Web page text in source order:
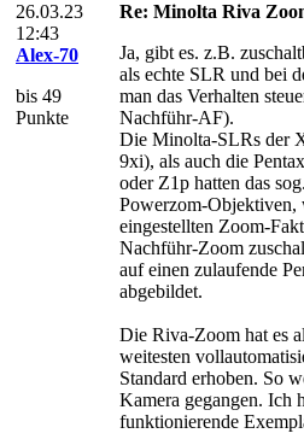
26.03.23
12:43
Alex-70
bis 49
Punkte
Re: Minolta Riva
Ja, gibt es. z.B.
als echte SLR und bei
man das Verhalten
Nachführ-AF).
Die Minolta-SLRs der
9xi), als auch die
oder Z1p hatten das
Powerzom-Objektiven,
eingestellten Zoom-
Nachführ-Zoom
auf einen zulaufende
abgebildet.
Die Riva-Zoom hat es
weitesten
Standard erhoben. So
Kamera gegangen. Ich
funktionierende